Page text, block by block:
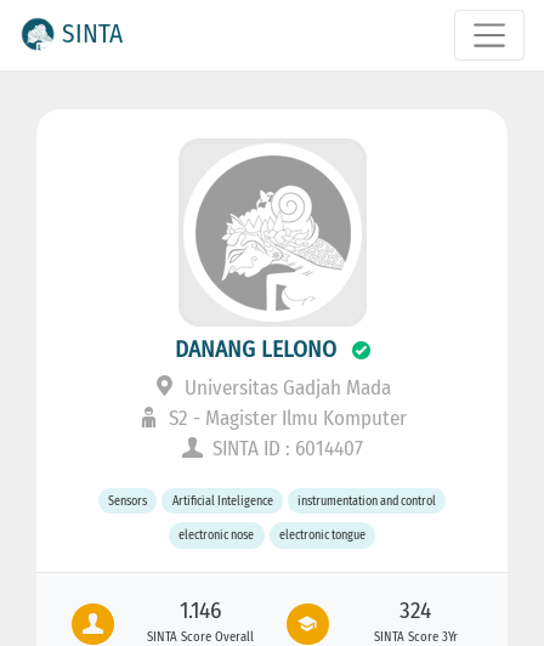
SINTA
DANANG LELONO
Universitas Gadjah Mada
S2 - Magister Ilmu Komputer
SINTA ID : 6014407
Sensors Artificial Inteligence instrumentation and control
electronic nose electronic tongue
1.146
SINTA Score Overall
324
SINTA Score 3Yr